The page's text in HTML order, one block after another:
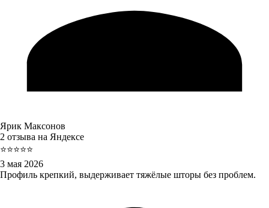
Ярик Максонов
2 отзыва на Яндексе
⭐⭐⭐⭐⭐
3 мая 2026
Профиль крепкий, выдерживает тяжёлые шторы без проблем.